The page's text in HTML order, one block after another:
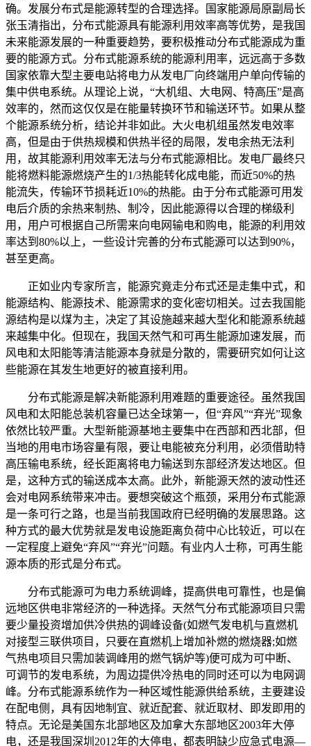
确。发展分布式是能源转型的合理选择。国家能源局原副局长
张玉清指出，分布式能源具有能源利用效率高等优势，是我国
未来能源发展的一种重要趋势，要积极推动分布式能源成为重
要的能源方式。分布式能源系统的能源利用率，远远高于多数
国家依靠大型主要电站将电力从发电厂向终端用户单向传输的
集中供电系统。从理论上说，“大机组、大电网、特高压”是高
效率的，然而这仅仅是在能量转换环节和输送环节。如果从整
个能源系统分析，结论并非如此。大火电机组虽然发电效率
高，但是由于供热规模和供热半径的局限，发电余热无法利
用，故其能源利用效率无法与分布式能源相比。发电厂最终只
能将燃料能源燃烧产生的1/3热能转化成电能，而近50%的热
能流失，传输环节损耗近10%的热能。由于分布式能源可用发
电后介质的余热来制热、制冷，因此能源得以合理的梯级利
用，用户可根据自己所需来向电网输电和购电，能源的利用效
率达到80%以上，一些设计完善的分布式能源可以达到90%，
甚至更高。
正如业内专家所言，能源究竟走分布式还是走集中式，和
能源结构、能源技术、能源需求的变化密切相关。过去我国能
源结构是以煤为主，决定了其设施越来越大型化和能源系统越
来越集中化。但现在，我国天然气和可再生能源加速发展，而
风电和太阳能等清洁能源本身就是分散的，需要研究如何让这
些能源在其发生地更好的被直接利用。
分布式能源是解决新能源利用难题的重要途径。虽然我国
风电和太阳能总装机容量已达全球第一，但“弃风”“弃光”现象
依然比较严重。大型新能源基地主要集中在西部和西北部，但
当地的用电市场容量有限，要让电能被充分利用，必须借助特
高压输电系统，经长距离将电力输送到东部经济发达地区。但
是，这种方式的输送成本太高。此外，新能源天然的波动性还
会对电网系统带来冲击。要想突破这个瓶颈，采用分布式能源
是一条可行之路，也是当前我国政府已经明确的发展思路。这
种方式的最大优势就是发电设施距离负荷中心比较近，可以在
一定程度上避免“弃风”“弃光”问题。有业内人士称，可再生能
源本质的形式是分布式。
分布式能源可为电力系统调峰，提高供电可靠性，也是偏
远地区供电非常经济的一种选择。天然气分布式能源项目只需
要少量投资增加供冷供热的调峰设备(如燃气发电机与直燃机
对接型三联供项目，只要在直燃机上增加补燃的燃烧器;如燃
气热电项目只需加装调峰用的燃气锅炉等)便可成为可中断、
可调节的发电系统，为周边提供冷热电的同时还可以为电网调
峰。分布式能源系统作为一种区域性能源供给系统，主要建设
在配电侧，具有因地制宜、就近配套、就近取材、即发即用的
特点。无论是美国东北部地区及加拿大东部地区2003年大停
电，还是我国深圳2012年的大停电，都表明缺少应急式电源—